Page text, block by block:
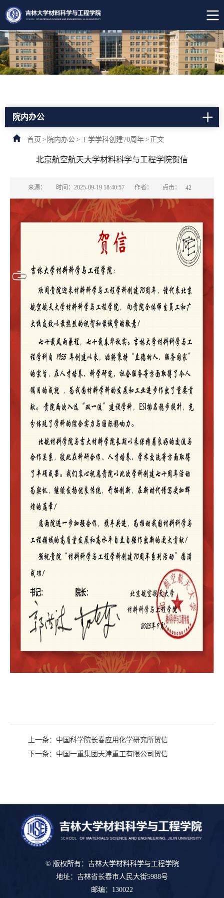
院内办公
首页 > 院内办公> 工学学科创建70周年> 正文
北京航空航天大学材料科学与工程学院贺信
来源： 时间：2025-09-19 18:40:57 作者： 点击： 42
上一条： 中国科学院长春应用化学研究所贺信
下一条： 中国一重集团天津重工有限公司贺信
© 版权所有：吉林大学材料科学与工程学院
地址：吉林省长春市人民大街5988号
邮编：130022